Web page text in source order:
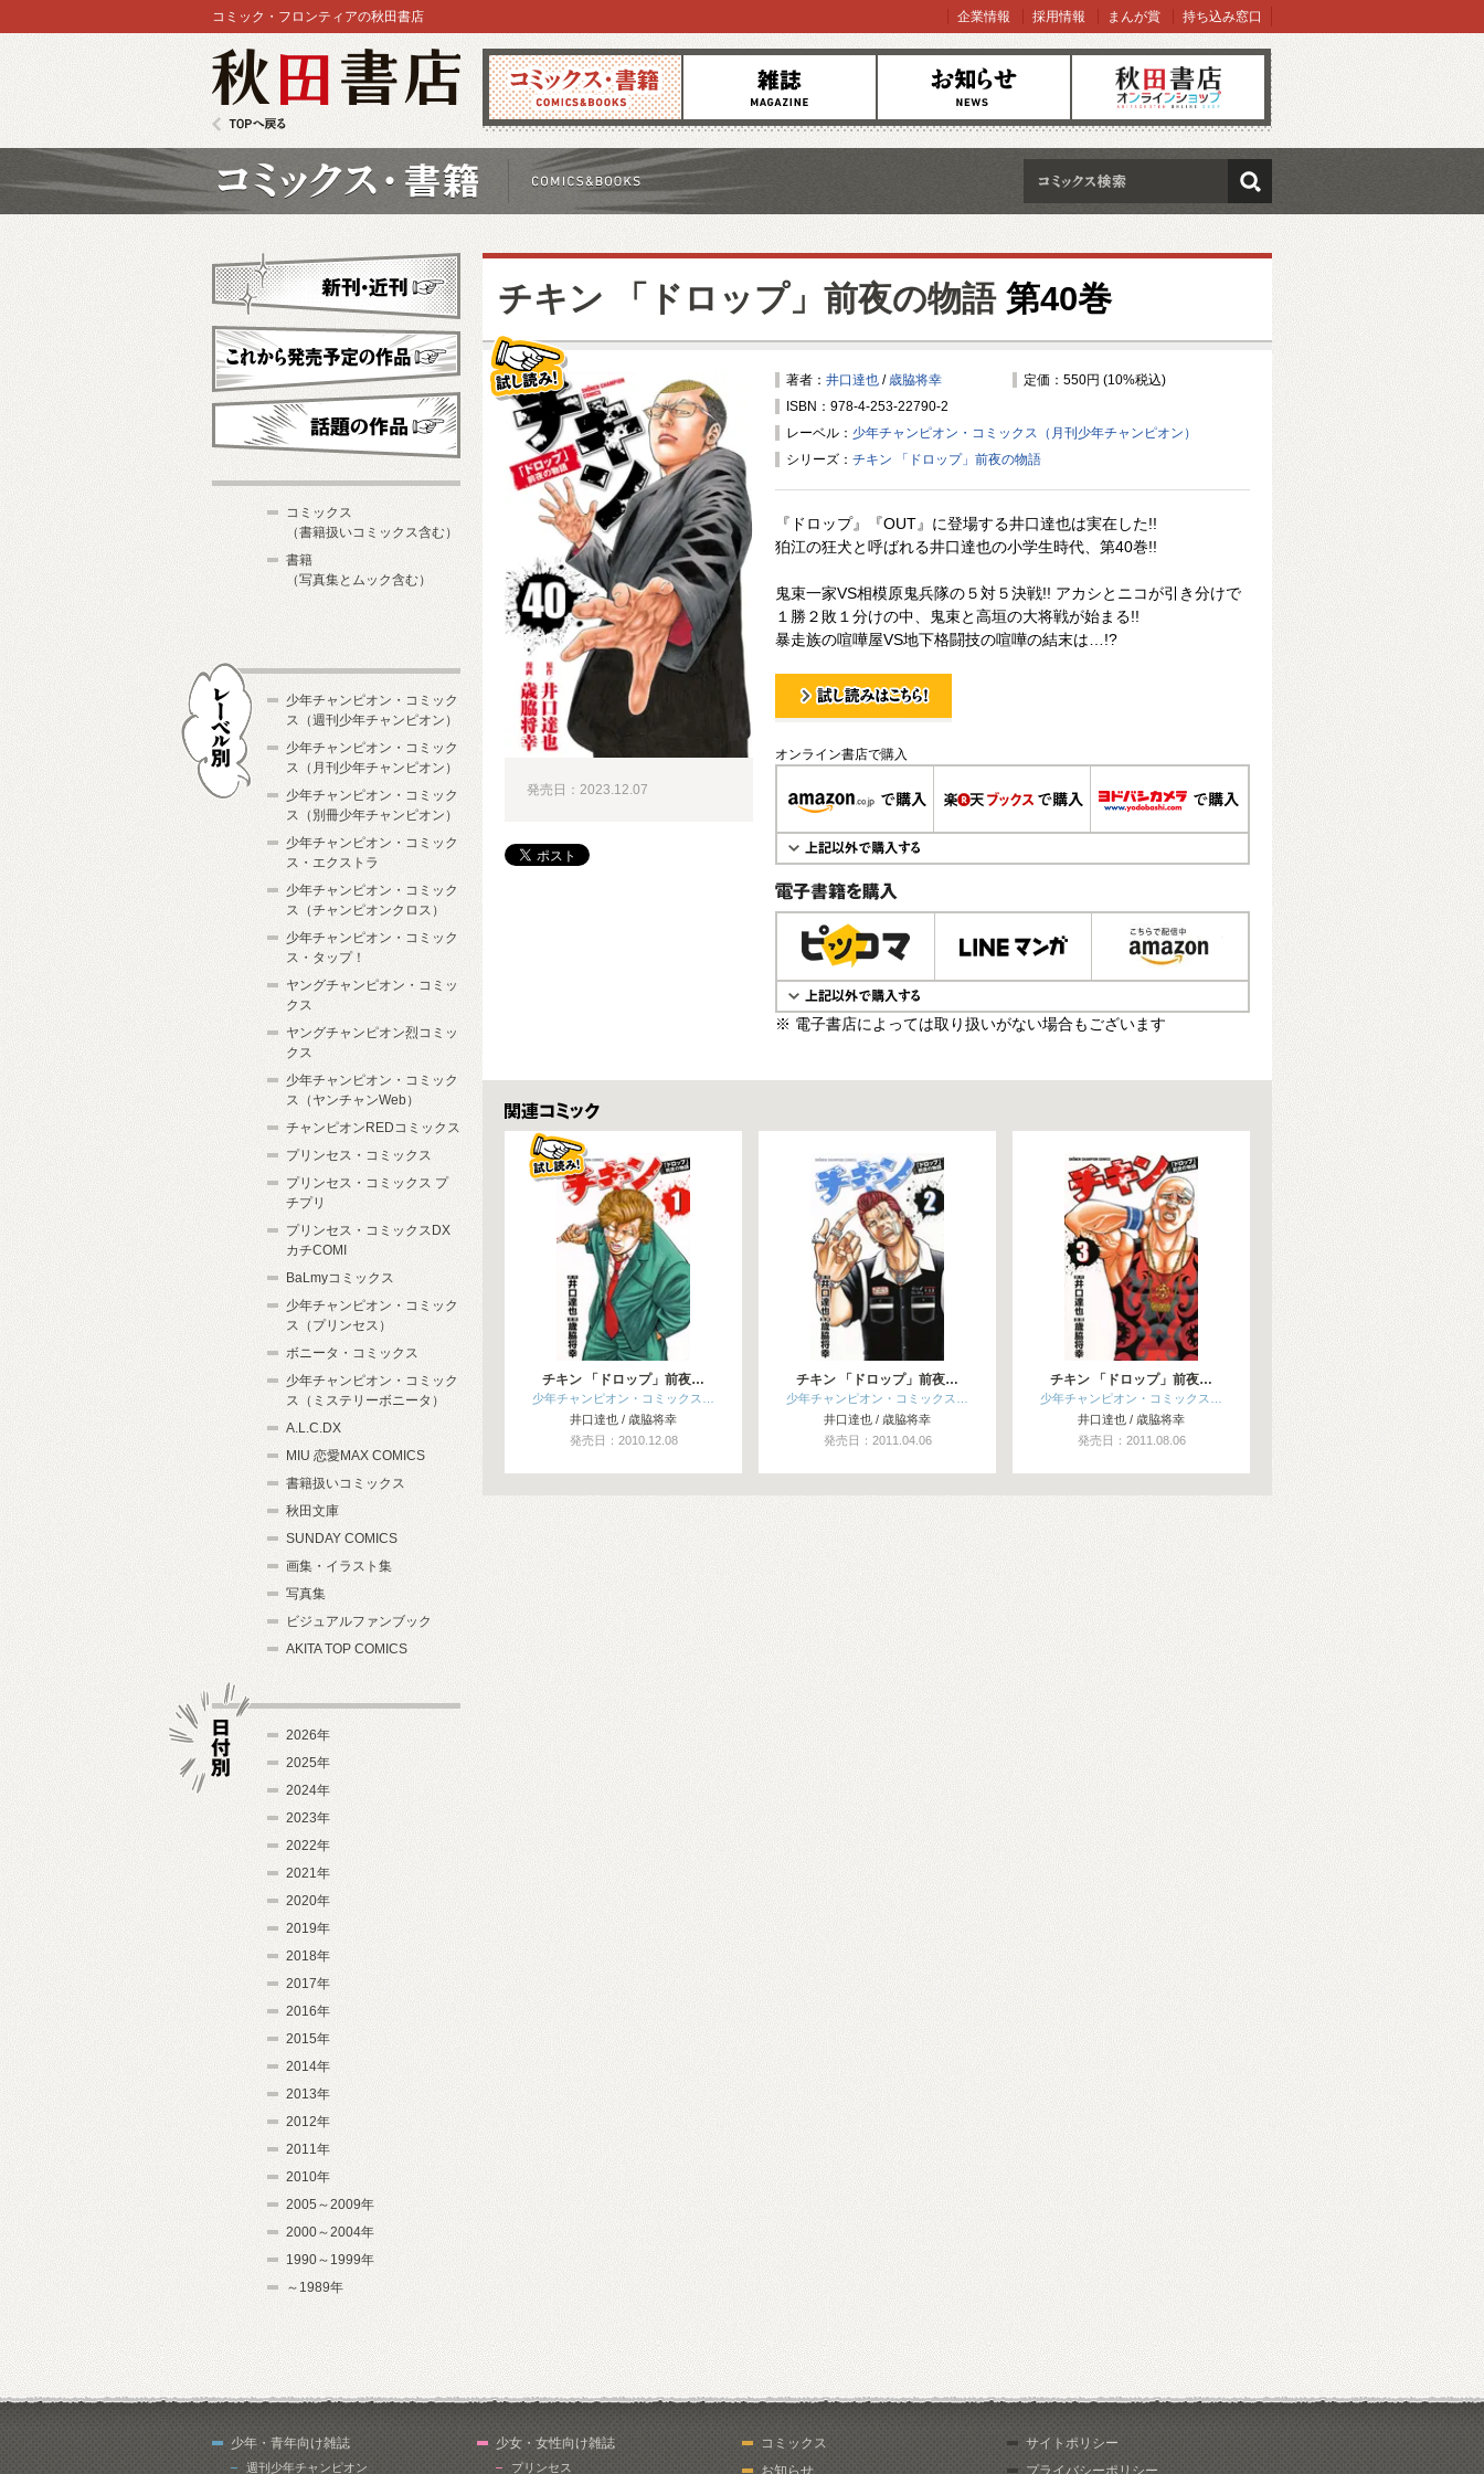
コミックス 雑誌 お知らせ オンラインショップ
コミック・フロンティアの秋田書店 企業情報 採用情報 まんが賞 持ち込み窓口
検索
チキン 「ドロップ」前夜の物語第40巻
著者： 井口達也 / 歳脇将幸
定価：550円 (10%税込)
ISBN：978-4-253-22790-2
レーベル： 少年チャンピオン・コミックス（月刊少年チャンピオン）
シリーズ： チキン 「ドロップ」前夜の物語
『ドロップ』『OUT』に登場する井口達也は実在した!!
狛江の狂犬と呼ばれる井口達也の小学生時代、第40巻!!
鬼束一家VS相模原鬼兵隊の５対５決戦!! アカシとニコが引き分けで
１勝２敗１分けの中、鬼束と高垣の大将戦が始まる!!
暴走族の喧嘩屋VS地下格闘技の喧嘩の結末は…!?
試し読み！
オンライン書店で購入
電子書籍で購入
※ 電子書店によっては取り扱いがない場合もございます
発売日：2023.12.07
関連コミックス
チキン 「ドロップ」前夜…
少年チャンピオン・コミックス…
井口達也 / 歳脇将幸
発売日：2010.12.08
チキン 「ドロップ」前夜…
少年チャンピオン・コミックス…
井口達也 / 歳脇将幸
発売日：2011.04.06
チキン 「ドロップ」前夜…
少年チャンピオン・コミックス…
井口達也 / 歳脇将幸
発売日：2011.08.06
新刊・近刊
これから発売予定
コミックス
（書籍扱いコミックス含む）
書籍
（写真集とムック含む）
少年チャンピオン・コミック
ス（週刊少年チャンピオン）
少年チャンピオン・コミック
ス（月刊少年チャンピオン）
少年チャンピオン・コミック
ス（別冊少年チャンピオン）
少年チャンピオン・コミック
ス・エクストラ
少年チャンピオン・コミック
ス（チャンピオンクロス）
少年チャンピオン・コミック
ス・タップ！
ヤングチャンピオン・コミッ
クス
ヤングチャンピオン烈コミッ
クス
少年チャンピオン・コミック
ス（ヤンチャンWeb）
チャンピオンREDコミックス
プリンセス・コミックス
プリンセス・コミックス プ
チプリ
プリンセス・コミックスDX
カチCOMI
BaLmyコミックス
少年チャンピオン・コミック
ス（プリンセス）
ボニータ・コミックス
少年チャンピオン・コミック
ス（ミステリーボニータ）
A.L.C.DX
MIU 恋愛MAX COMICS
書籍扱いコミックス
秋田文庫
SUNDAY COMICS
画集・イラスト集
写真集
ビジュアルファンブック
AKITA TOP COMICS
2026年
2025年
2024年
2023年
2022年
2021年
2020年
2019年
2018年
2017年
2016年
2015年
2014年
2013年
2012年
2011年
2010年
2005～2009年
2000～2004年
1990～1999年
～1989年
少年・青年向け雑誌
週刊少年チャンピオン
少女・女性向け雑誌
プリンセス
コミックス
お知らせ
サイトポリシー
プライバシーポリシー